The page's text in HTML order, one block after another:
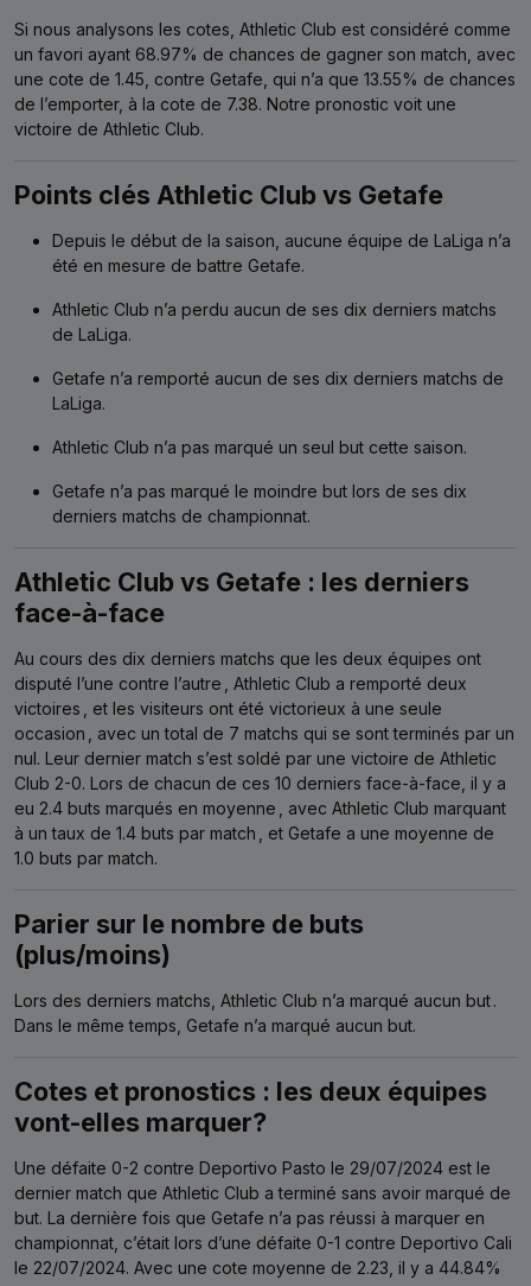
Si nous analysons les cotes, Athletic Club est considéré comme
un favori ayant 68.97% de chances de gagner son match, avec
une cote de 1.45, contre Getafe, qui n’a que 13.55% de chances
de l’emporter, à la cote de 7.38. Notre pronostic voit une
victoire de Athletic Club.
Points clés Athletic Club vs Getafe
Depuis le début de la saison, aucune équipe de LaLiga n’a
été en mesure de battre Getafe.
Athletic Club n’a perdu aucun de ses dix derniers matchs
de LaLiga.
Getafe n’a remporté aucun de ses dix derniers matchs de
LaLiga.
Athletic Club n’a pas marqué un seul but cette saison.
Getafe n’a pas marqué le moindre but lors de ses dix
derniers matchs de championnat.
Athletic Club vs Getafe : les derniers
face-à-face
Au cours des dix derniers matchs que les deux équipes ont
disputé l’une contre l’autre
, Athletic Club a remporté deux
victoires
, et les visiteurs ont été victorieux à une seule
occasion
, avec un total de 7 matchs qui se sont terminés par un
nul. Leur dernier match s’est soldé par une victoire de Athletic
Club 2-0. Lors de chacun de ces 10 derniers face-à-face, il y a
eu 2.4 buts marqués en moyenne
, avec Athletic Club marquant
à un taux de 1.4 buts par match
, et Getafe a une moyenne de
1.0 buts par match.
Parier sur le nombre de buts
(plus/moins)
Lors des derniers matchs, Athletic Club n’a marqué aucun but.
Dans le même temps, Getafe n’a marqué aucun but.
Cotes et pronostics : les deux équipes
vont-elles marquer?
Une défaite 0-2 contre Deportivo Pasto le 29/07/2024 est le
dernier match que Athletic Club a terminé sans avoir marqué de
but. La dernière fois que Getafe n’a pas réussi à marquer en
championnat, c’était lors d’une défaite 0-1 contre Deportivo Cali
le 22/07/2024. Avec une cote moyenne de 2.23, il y a 44.84%